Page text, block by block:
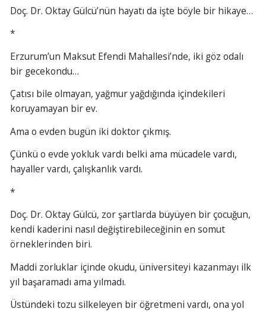
Doç. Dr. Oktay Gülcü’nün hayatı da işte böyle bir hikaye…
*
Erzurum’un Maksut Efendi Mahallesi’nde, iki göz odalı
bir gecekondu…
Çatısı bile olmayan, yağmur yağdığında içindekileri
koruyamayan bir ev.
Ama o evden bugün iki doktor çıkmış.
Çünkü o evde yokluk vardı belki ama mücadele vardı,
hayaller vardı, çalışkanlık vardı.
*
Doç. Dr. Oktay Gülcü, zor şartlarda büyüyen bir çocuğun,
kendi kaderini nasıl değiştirebileceğinin en somut
örneklerinden biri.
Maddi zorluklar içinde okudu, üniversiteyi kazanmayı ilk
yıl başaramadı ama yılmadı.
Üstündeki tozu silkeleyen bir öğretmeni vardı, ona yol